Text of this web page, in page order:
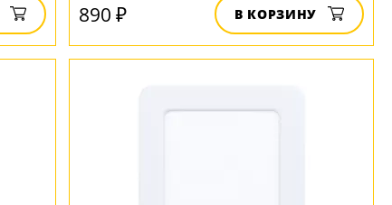
890 ₽ В КОРЗИНУ